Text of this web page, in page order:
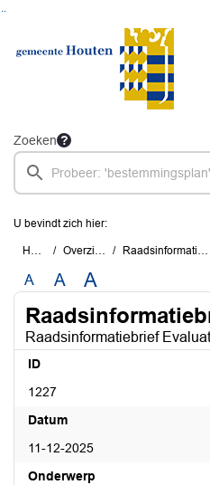
Zoeken
U bevindt zich hier:
Home Overzichten Raadsinformatiebrieven
A A A
Raadsinformatiebrief
ID
1227
Datum
11-12-2025
Onderwerp